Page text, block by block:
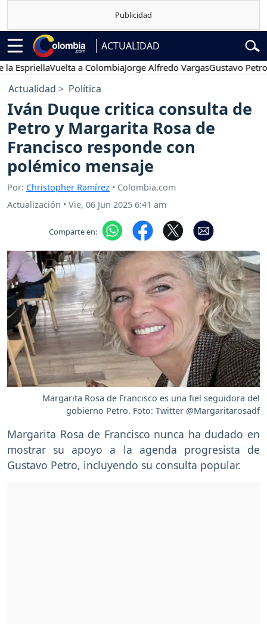
ACTUALIDAD
Vuelta a ColombiaJorge Alfredo VargasGustavo Petro
Actualidad Política
Iván Duque critica consulta de
Petro y Margarita Rosa de
Francisco responde con
polémico mensaje
Por: Christopher Ramírez • Colombia.com
Actualización • Vie, 06 Jun 2025 6:41 am
Comparte en:
Margarita Rosa de Francisco es una fiel seguidora del
gobierno Petro. Foto: Twitter @Margaritarosadf
Margarita Rosa de Francisco nunca ha dudado en
mostrar su apoyo a la agenda progresista de
Gustavo Petro, incluyendo su consulta popular.